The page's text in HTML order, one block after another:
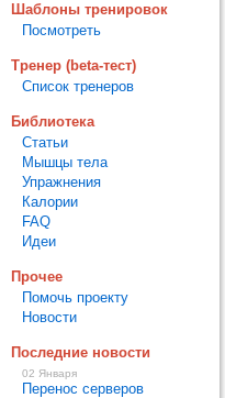
Шаблоны тренировок
Посмотреть
Тренер (beta-тест)
Список тренеров
Библиотека
Статьи
Мышцы тела
Упражнения
Калории
FAQ
Идеи
Прочее
Помочь проекту
Новости
Последние новости
02 Января
Перенос серверов